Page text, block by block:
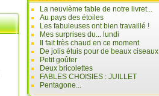
La neuvième fable de notre livret...
Au pays des étoiles
Les fabuleuses ont bien travaillé !
Mes surprises du... lundi
Il fait très chaud en ce moment
De jolis étuis pour de beaux ciseaux
Petit goûter
Deux bricolettes
FABLES CHOISIES : JUILLET
Pentagone...